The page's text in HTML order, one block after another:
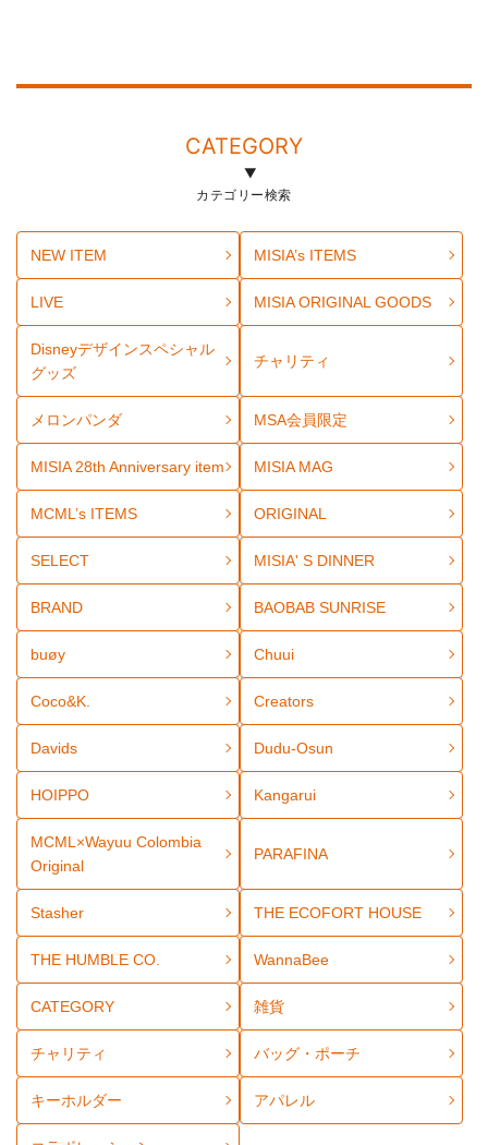
CATEGORY
カテゴリー検索
NEW ITEM MISIA’s ITEMS
LIVE MISIA ORIGINAL GOODS
Disneyデザインスペシャル
グッズ
チャリティ
メロンパンダ MSA会員限定
MISIA 28th Anniversary item MISIA MAG
MCML’s ITEMS ORIGINAL
SELECT MISIA' S DINNER
BRAND BAOBAB SUNRISE
buøy Chuui
Coco&K. Creators
Davids Dudu-Osun
HOIPPO Kangarui
MCML×Wayuu Colombia
Original
PARAFINA
Stasher THE ECOFORT HOUSE
THE HUMBLE CO. WannaBee
CATEGORY 雑貨
チャリティ バッグ・ポーチ
キーホルダー アパレル